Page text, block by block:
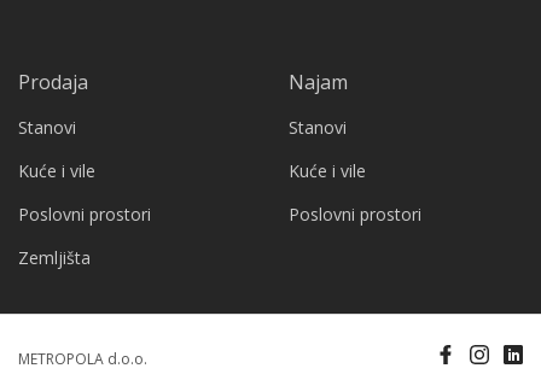
Prodaja
Stanovi
Kuće i vile
Poslovni prostori
Zemljišta
Najam
Stanovi
Kuće i vile
Poslovni prostori
METROPOLA d.o.o.